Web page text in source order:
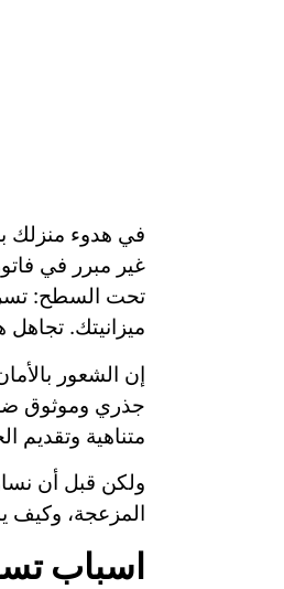
في هدوء منزلك
غير مبرر في
تحت السطح:
ميزانيتك.
إن الشعور
جذري وموثوق
متناهية وتقديم
ولكن قبل أن
المزعجة، وكيف
اسباب